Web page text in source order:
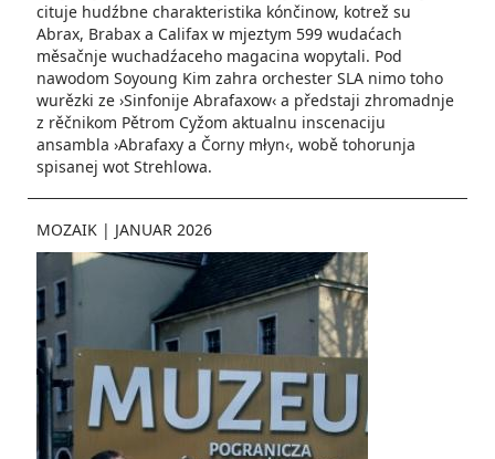
cituje hudźbne charakteristika kónčinow, kotrež su
Abrax, Brabax a Califax w mjeztym 599 wudaćach
měsačnje wuchadźaceho magacina wopytali. Pod
nawodom Soyoung Kim zahra orchester SLA nimo toho
wurězki ze ›Sinfonije Abrafaxow‹ a předstaji zhromadnje
z rěčnikom Pětrom Cyžom aktualnu inscenaciju
ansambla ›Abrafaxy a Čorny młyn‹, wobě tohorunja
spisanej wot Strehlowa.
MOZAIK | JANUAR 2026